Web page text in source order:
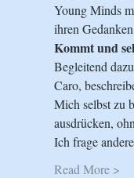
Young Minds
ihren
Kommt und
Begleitend
Caro,
Mich selbst zu
ausdrücken,
Ich frage
Read More >